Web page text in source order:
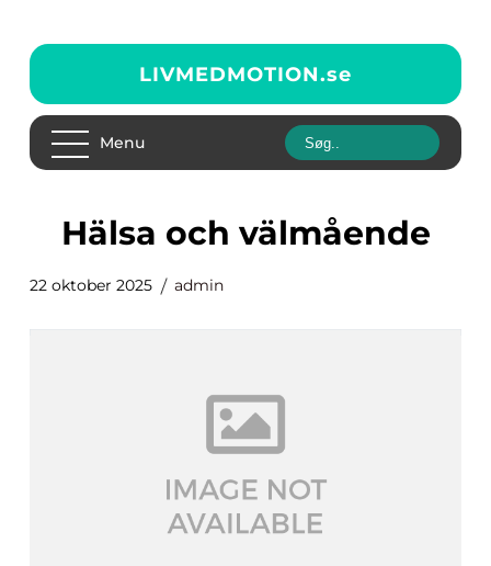
LIVMEDMOTION.se
Menu
Hälsa och välmående
22 oktober 2025 admin